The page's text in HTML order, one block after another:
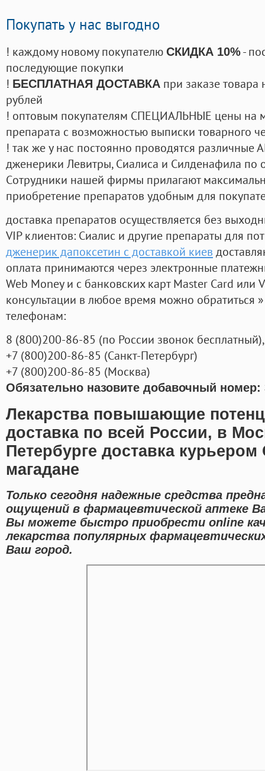
Покупать у нас выгодно
! каждому новому покупателю СКИДКА 10%-
последующие покупки
! БЕСПЛАТНАЯ ДОСТАВКА при заказе
рублей
! оптовым покупателям СПЕЦИАЛЬНЫЕ цены на
препарата с возможностью выписки товарного
! так же у нас постоянно проводятся
дженерики Левитры, Сиалиса и Силденафила по
Cотрудники нашей фирмы прилагают
приобретение препаратов удобным для
доставка препаратов осуществляется без
VIP клиентов: Сиалис и другие препараты для
дженерик дапоксетин с доставкой киев
оплата принимаются через электронные
Web Money и с банковских карт Master Card или
консультации в любое время можно обратиться
телефонам:
8 (800)200-86-85 (по России звонок бесплатный),
+7 (800)200-86-85 (Санкт-Петербург)
+7 (800)200-86-85 (Москва)
Обязательно назовите добавочный номер:
Лекарства повышающие
доставка по всей России, в
Петербурге доставка
магадане
Только сегодня надежные средства
ощущений в фармацевтической аптеке
Вы можете быстро приобрести online
лекарства популярных
Ваш город.